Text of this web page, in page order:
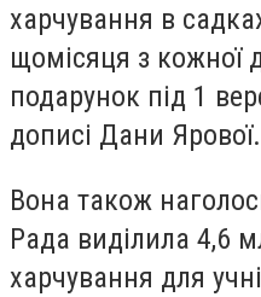
харчування в
щомісяця з кожної
подарунок під 1
дописі Дани Ярової.
Вона також
Рада виділила 4,6
харчування для